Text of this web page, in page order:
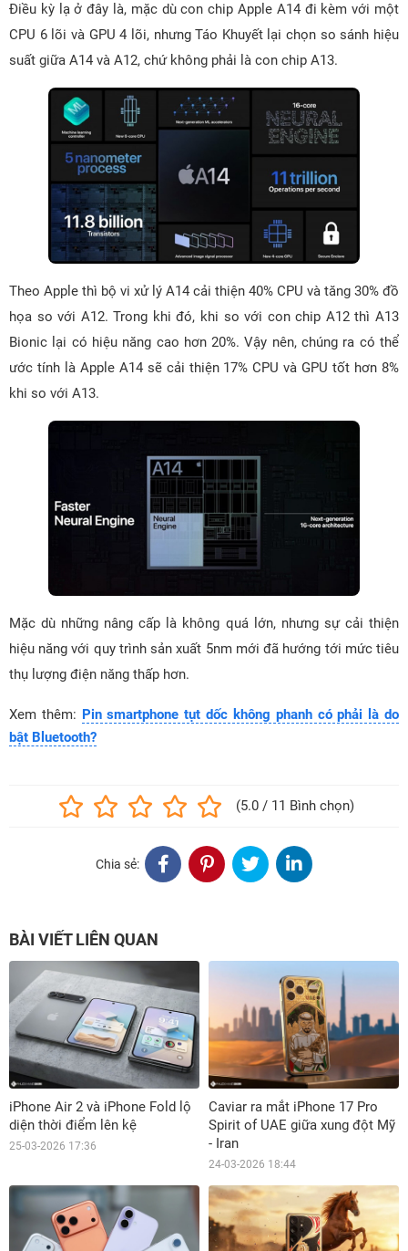
Điều kỳ lạ ở đây là, mặc dù con chip Apple A14 đi kèm với một
CPU 6 lõi và GPU 4 lõi, nhưng Táo Khuyết lại chọn so sánh hiệu
suất giữa A14 và A12, chứ không phải là con chip A13.
Theo Apple thì bộ vi xử lý A14 cải thiện 40% CPU và tăng 30% đồ
họa so với A12. Trong khi đó, khi so với con chip A12 thì A13
Bionic lại có hiệu năng cao hơn 20%. Vậy nên, chúng ra có thể
ước tính là Apple A14 sẽ cải thiện 17% CPU và GPU tốt hơn 8%
khi so với A13.
Mặc dù những nâng cấp là không quá lớn, nhưng sự cải thiện
hiệu năng với quy trình sản xuất 5nm mới đã hướng tới mức tiêu
thụ lượng điện năng thấp hơn.
Xem thêm: Pin smartphone tụt dốc không phanh có phải là do
bật Bluetooth?
(5.0 / 11 Bình chọn)
Chia sẻ:
BÀI VIẾT LIÊN QUAN
iPhone Air 2 và iPhone Fold lộ
diện thời điểm lên kệ
25-03-2026 17:36
Caviar ra mắt iPhone 17 Pro
Spirit of UAE giữa xung đột Mỹ
- Iran
24-03-2026 18:44